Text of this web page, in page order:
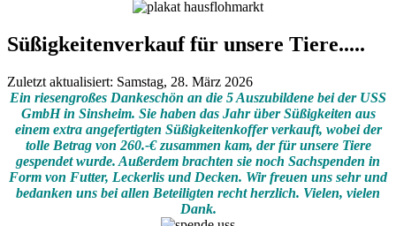
Süßigkeitenverkauf für unsere Tiere.....
Zuletzt aktualisiert: Samstag, 28. März 2026
Ein riesengroßes Dankeschön an die 5 Auszubildene bei der USS
GmbH in Sinsheim. Sie haben das Jahr über Süßigkeiten aus
einem extra angefertigten Süßigkeitenkoffer verkauft, wobei der
tolle Betrag von 260.-€ zusammen kam, der für unsere Tiere
gespendet wurde. Außerdem brachten sie noch Sachspenden in
Form von Futter, Leckerlis und Decken. Wir freuen uns sehr und
bedanken uns bei allen Beteiligten recht herzlich. Vielen, vielen
Dank.